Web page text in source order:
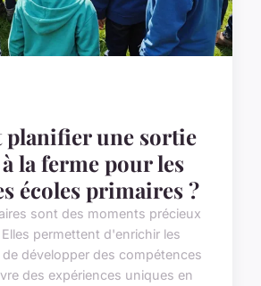
planifier une sortie
la ferme pour les
écoles primaires ?
sont des moments précieux
permettent d'enrichir les
développer des compétences
des expériences uniques en